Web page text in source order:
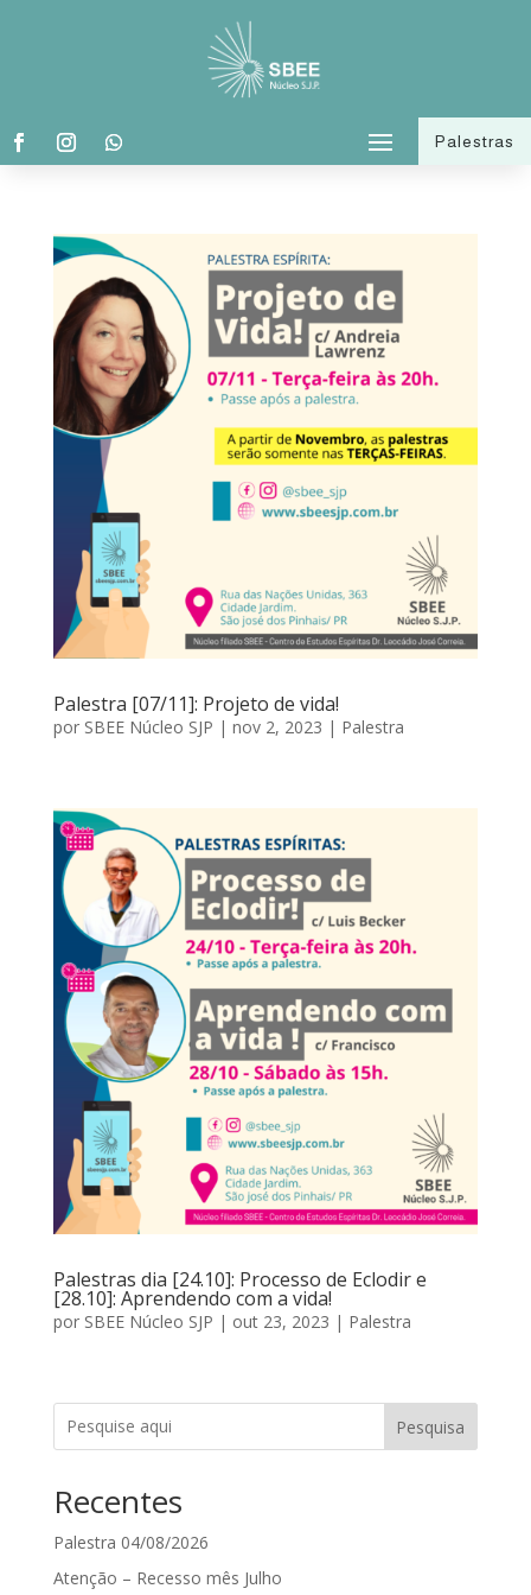
Palestras
Palestra [07/11]: Projeto de vida!
por SBEE Núcleo SJP | nov 2, 2023 | Palestra
Palestras dia [24.10]: Processo de Eclodir e
[28.10]: Aprendendo com a vida!
por SBEE Núcleo SJP | out 23, 2023 | Palestra
Pesquisa
Recentes
Palestra 04/08/2026
Atenção – Recesso mês Julho